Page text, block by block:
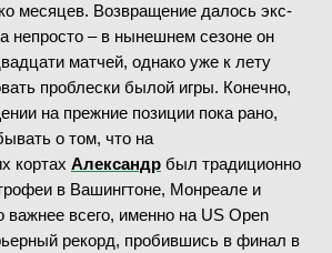
месяцев. Возвращение далось экс-
непросто – в нынешнем сезоне он
матчей, однако уже к лету
проблески былой игры. Конечно,
на прежние позиции пока рано,
о том, что на
кортах Александр был традиционно
в Вашингтоне, Монреале и
важнее всего, именно на US Open
рекорд, пробившись в финал в